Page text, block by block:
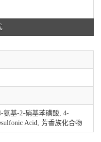
氨基-2-硝基苯磺酸, 4-
Acid, 芳香族化合物